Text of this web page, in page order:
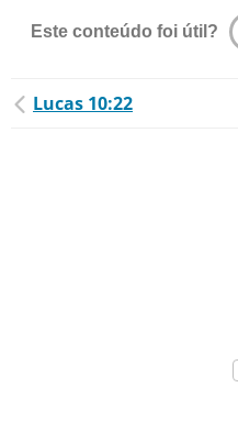
Este conteúdo foi útil?
Lucas 10:22